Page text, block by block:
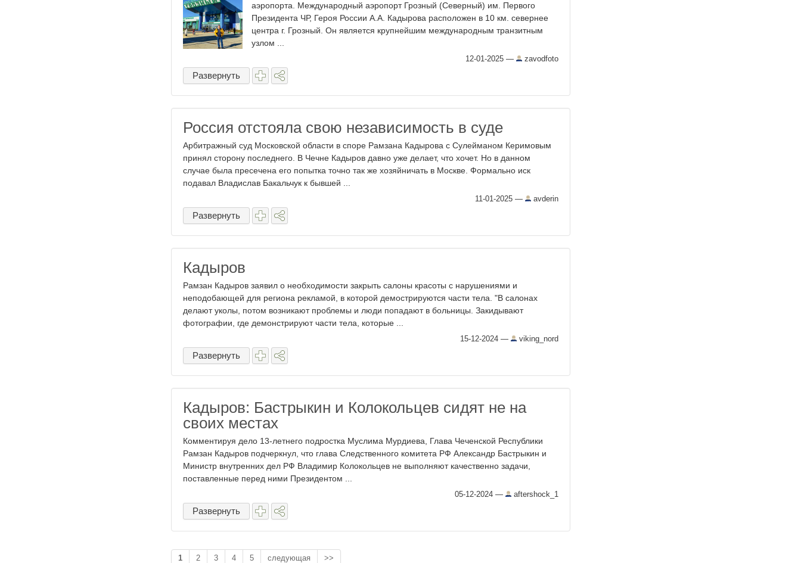
аэропорта. Международный аэропорт Грозный (Северный) им. Первого
Президента ЧР, Героя России А.А. Кадырова расположен в 10 км. севернее
центра г. Грозный. Он является крупнейшим международным транзитным
узлом ...
12-01-2025 — zavodfoto
Развернуть
Россия отстояла свою независимость в суде
Арбитражный суд Московской области в споре Рамзана Кадырова с Сулейманом Керимовым
принял сторону последнего. В Чечне Кадыров давно уже делает, что хочет. Но в данном
случае была пресечена его попытка точно так же хозяйничать в Москве. Формально иск
подавал Владислав Бакальчук к бывшей ...
11-01-2025 — avderin
Развернуть
Кадыров
Рамзан Кадыров заявил о необходимости закрыть салоны красоты с нарушениями и
неподобающей для региона рекламой, в которой демострируются части тела. "В салонах
делают уколы, потом возникают проблемы и люди попадают в больницы. Закидывают
фотографии, где демонстрируют части тела, которые ...
15-12-2024 — viking_nord
Развернуть
Кадыров: Бастрыкин и Колокольцев сидят не на
своих местах
Комментируя дело 13-летнего подростка Муслима Мурдиева, Глава Чеченской Республики
Рамзан Кадыров подчеркнул, что глава Следственного комитета РФ Александр Бастрыкин и
Министр внутренних дел РФ Владимир Колокольцев не выполняют качественно задачи,
поставленные перед ними Президентом ...
05-12-2024 — aftershock_1
Развернуть
1 2 3 4 5 следующая >>